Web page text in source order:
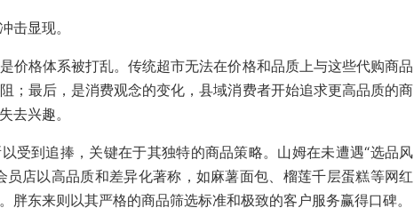
击显现。
价格体系被打乱。传统超市无法在价格和品质上与这些代购商品
；最后，是消费观念的变化，县域消费者开始追求更高品质的商
去兴趣。
受到追捧，关键在于其独特的商品策略。山姆在未遭遇“选品风
员店以高品质和差异化著称，如麻薯面包、榴莲千层蛋糕等网红
胖东来则以其严格的商品筛选标准和极致的客户服务赢得口碑。